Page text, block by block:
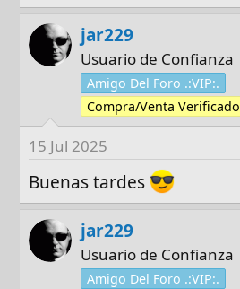
jar229
Usuario de Confianza
Amigo Del Foro .:VIP:.
Compra/Venta Verificado
15 Jul 2025
Buenas tardes
jar229
Usuario de Confianza
Amigo Del Foro .:VIP:.